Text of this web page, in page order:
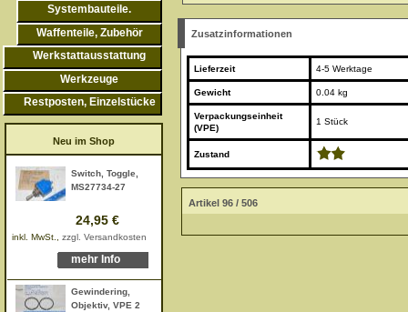
Systembauteile.
Waffenteile, Zubehör
Werkstattausstattung
Werkzeuge
Restposten, Einzelstücke
Neu im Shop
Switch, Toggle,
MS27734-27
24,95 €
inkl. MwSt., zzgl. Versandkosten
mehr Info
Gewindering,
Objektiv, VPE 2
Zusatzinformationen
Lieferzeit 4-5 Werktage
Gewicht 0.04 kg
Verpackungseinheit
(VPE)
1 Stück
Zustand
Artikel 96 / 506